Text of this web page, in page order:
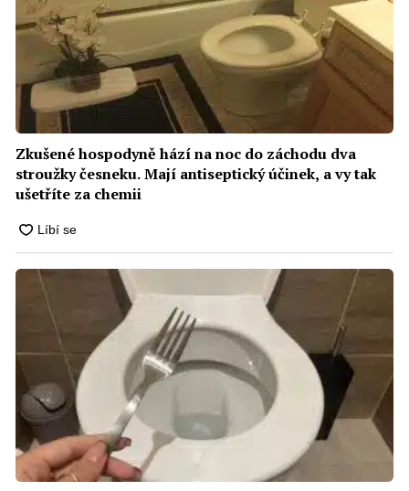
Zkušené hospodyně hází na noc do záchodu dva
stroužky česneku. Mají antiseptický účinek, a vy tak
ušetříte za chemii